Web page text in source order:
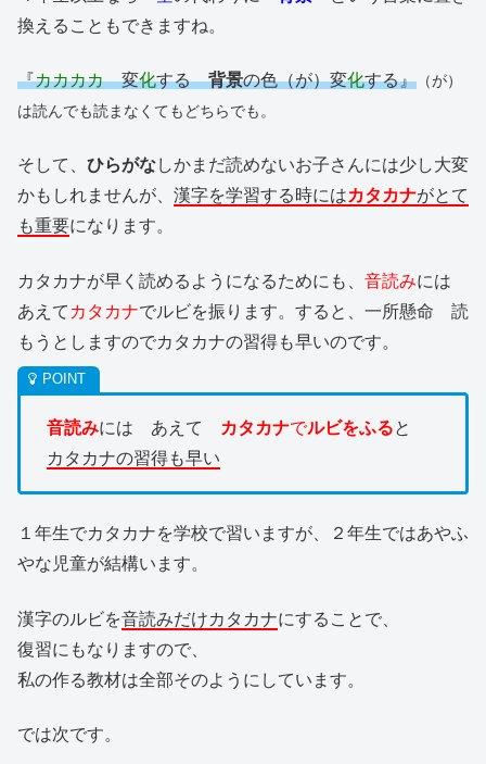
換えることもできますね。
『カカカカ変化する背景の色（が）変化する』 （が）
は読んでも読まなくてもどちらでも。
そして、 ひらがなしかまだ読めないお子さんには少し大変
かもしれませんが、 漢字を学習する時にはカタカナがとて
も重要になります。
カタカナが早く読めるようになるためにも、 音読みには
あえて カタカナでルビを振ります。すると、一所懸命 読
もうとしますのでカタカナの習得も早いのです。
音読みには あえて カタカナでルビをふると
カタカナの習得も早い
１年生でカタカナを学校で習いますが、２年生ではあやふ
やな児童が結構います。
漢字のルビを音読みだけカタカナにすることで、
復習にもなりますので、
私の作る教材は全部そのようにしています。
では次です。